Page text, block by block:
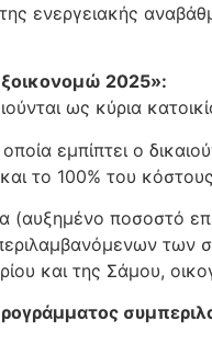
ενεργειακής
2025»:
ως κύρια
εμπίπτει ο
το 100% του
(αυξημένο ποσοστό
των
και της Σάμου,